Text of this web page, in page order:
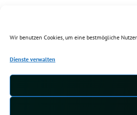
Wir benutzen Cookies, um eine bestmögliche
Dienste verwalten